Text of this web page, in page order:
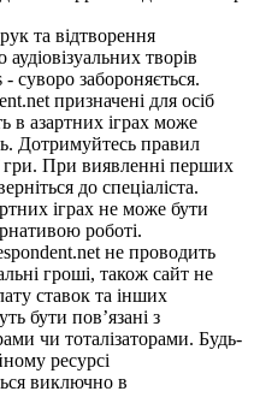
та відтворення
творів
суворо забороняється.
призначені для осіб
в азартних іграх може
Дотримуйтесь правил
гри. При виявленні перших
до спеціаліста.
іграх не може бути
роботі.
не проводить
гроші, також сайт не
ставок та інших
бути пов’язані з
чи тоталізаторами. Будь-
ресурсі
виключно в